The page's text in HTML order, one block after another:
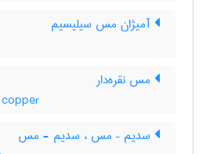
آمیژان مس سیلیسیم
مس نقره‌دار
سدیم – مس ، سدیم - مس